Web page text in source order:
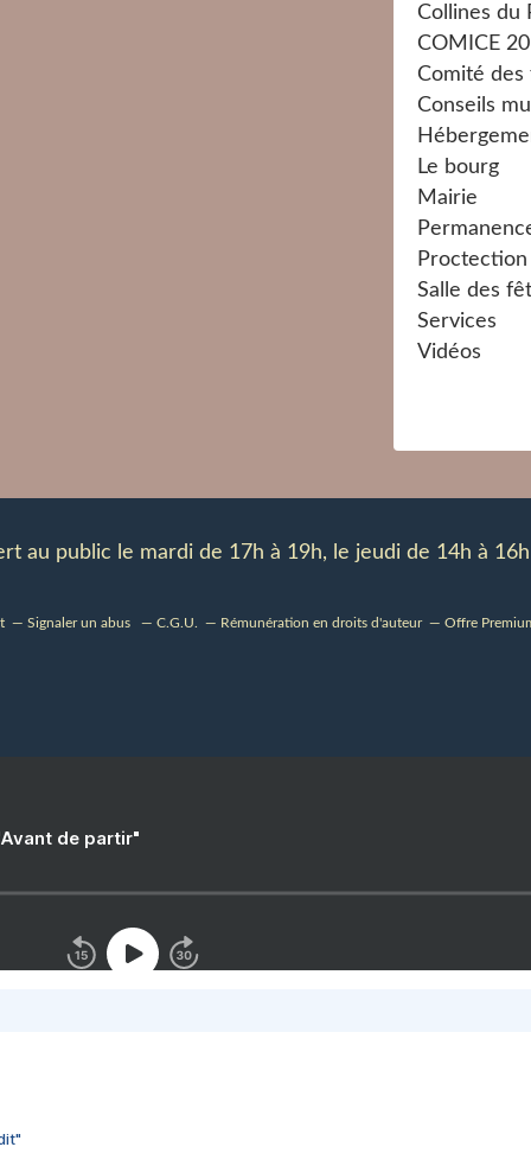
Collines du
COMICE
Comité des
Conseils
Le bourg
Mairie
Salle des
Services
Vidéos
au public le mardi de 17h à 19h, le jeudi de 14h à
Signaler un abus C.G.U. Rémunération en droits d'auteur Offre
de partir"